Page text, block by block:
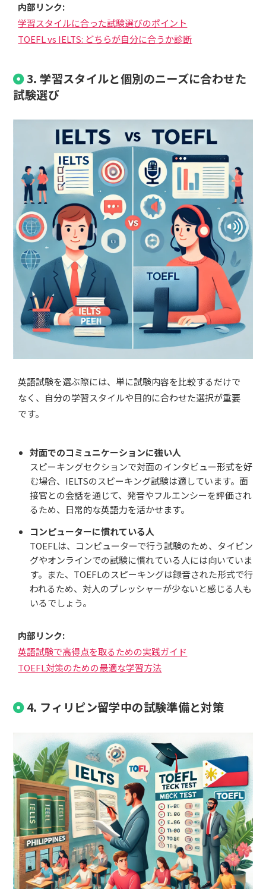
内部リンク:
学習スタイルに合った試験選びのポイント
TOEFL vs IELTS: どちらが自分に合うか診断
3. 学習スタイルと個別のニーズに合わせた
試験選び
英語試験を選ぶ際には、単に試験内容を比較するだけで
なく、自分の学習スタイルや目的に合わせた選択が重要
です。
対面でのコミュニケーションに強い人
スピーキングセクションで対面のインタビュー形式を好
む場合、IELTSのスピーキング試験は適しています。面
接官との会話を通じて、発音やフルエンシーを評価され
るため、日常的な英語力を活かせます。
コンピューターに慣れている人
TOEFLは、コンピューターで行う試験のため、タイピン
グやオンラインでの試験に慣れている人には向いていま
す。また、TOEFLのスピーキングは録音された形式で行
われるため、対人のプレッシャーが少ないと感じる人も
いるでしょう。
内部リンク:
英語試験で高得点を取るための実践ガイド
TOEFL対策のための最適な学習方法
4. フィリピン留学中の試験準備と対策